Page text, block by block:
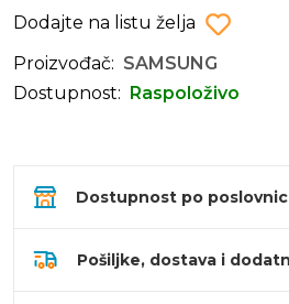
Dodajte na listu želja
Proizvođač: SAMSUNG
Dostupnost:
Raspoloživo
Dostupnost po
Pošiljke, dostava i